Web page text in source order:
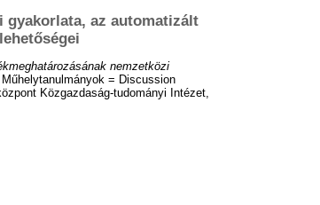
gyakorlata, az automatizált
nemzetközi
Műhelytanulmányok = Discussion
Közgazdaság-tudományi Intézet,